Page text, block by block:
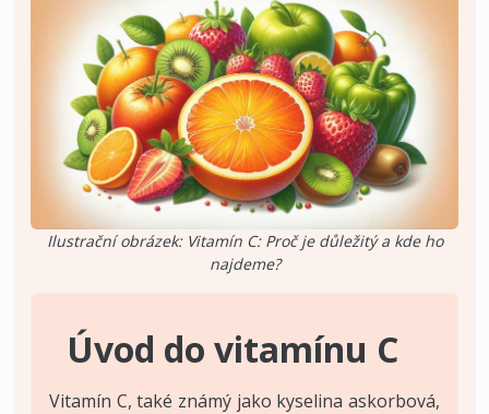
Ilustrační obrázek: Vitamín C: Proč je důležitý a kde ho
najdeme?
Úvod do vitamínu C
Vitamín C, také známý jako kyselina askorbová,